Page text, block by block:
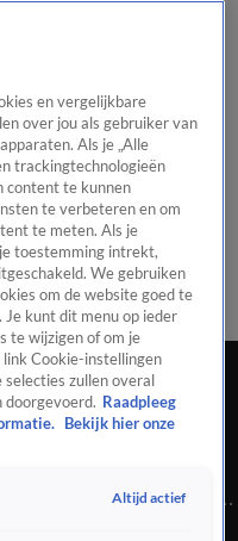
beste van Hart
Tip de
de redactiePanelVideo's
uit de hand, een auto
met elkaar op de vuist.
en vergelijkbare
over jou als gebruiker van
Als je „Alle
trackingtechnologieën
content te kunnen
te verbeteren en om
te meten. Als je
toestemming intrekt,
We gebruiken
om de website goed te
Je kunt dit menu op ieder
te wijzigen of om je
Cookie-instellingen
zullen overal
doorgevoerd. Raadpleeg
Bekijk hier onze
Altijd actief